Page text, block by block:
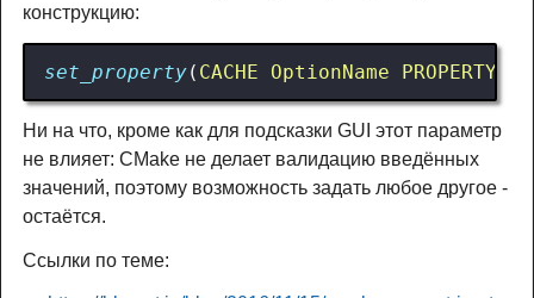
конструкцию:
set_property( CACHE OptionName PROPERTY
Ни на что, кроме как для подсказки GUI этот параметр
не влияет: CMake не делает валидацию введённых
значений, поэтому возможность задать любое другое -
остаётся.
Ссылки по теме: